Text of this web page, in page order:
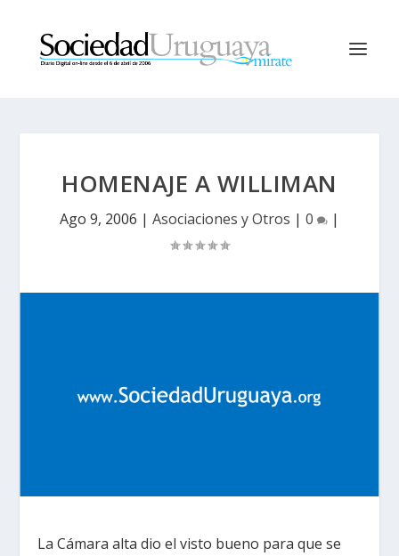
HOMENAJE A WILLIMAN
Ago 9, 2006 | Asociaciones y Otros | 0 |
La Cámara alta dio el visto bueno para que se